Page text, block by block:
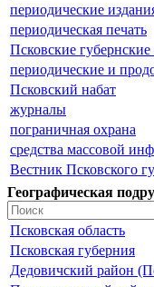
периодические
периодическая печать
Псковские губернские
периодические и
Псковский набат
журналы
пограничная охрана
средства массовой
Вестник Псковского
Географическая
Псковская область
Псковская губерния
Дедовичский район